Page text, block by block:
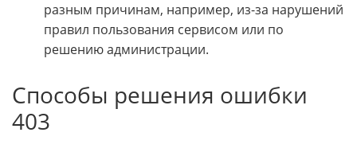
разным причинам, например, из-за нарушений
правил пользования сервисом или по
решению администрации.
Способы решения ошибки
403